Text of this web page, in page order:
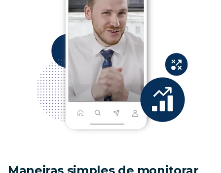
Maneiras simples de monitorar